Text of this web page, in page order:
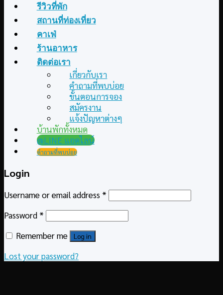
รีวิวที่พัก
สถานที่ท่องเที่ยว
คาเฟ่
ร้านอาหาร
ติดต่อเรา
เกี่ยวกับเรา
คำถามที่พบบ่อย
ขั้นตอนการจอง
สมัครงาน
แจ้งปัญหาต่างๆ
บ้านพักทั้งหมด
@LINE แอดไลน์
คำถามที่พบบ่อย
Login
Username or email address *
Password *
Remember me
Log in
Lost your password?